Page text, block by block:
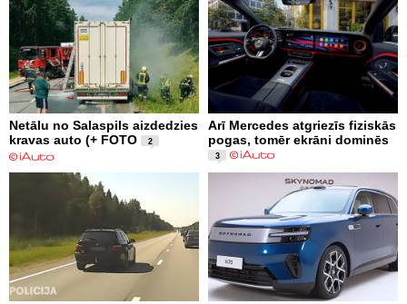
Netālu no Salaspils aizdedzies
kravas auto (+ FOTO
2
Arī Mercedes atgriezīs fiziskās
pogas, tomēr ekrāni dominēs
3